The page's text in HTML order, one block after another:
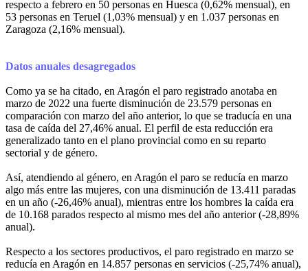
respecto a febrero en 50 personas en Huesca (0,62% mensual), en
53 personas en Teruel (1,03% mensual) y en 1.037 personas en
Zaragoza (2,16% mensual).
Datos anuales desagregados
Como ya se ha citado, en Aragón el paro registrado anotaba en
marzo de 2022 una fuerte disminución de 23.579 personas en
comparación con marzo del año anterior, lo que se traducía en una
tasa de caída del 27,46% anual. El perfil de esta reducción era
generalizado tanto en el plano provincial como en su reparto
sectorial y de género.
Así, atendiendo al género, en Aragón el paro se reducía en marzo
algo más entre las mujeres, con una disminución de 13.411 paradas
en un año (-26,46% anual), mientras entre los hombres la caída era
de 10.168 parados respecto al mismo mes del año anterior (-28,89%
anual).
Respecto a los sectores productivos, el paro registrado en marzo se
reducía en Aragón en 14.857 personas en servicios (-25,74% anual),